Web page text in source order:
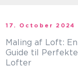
17. October 2024
Maling af Loft: En
Guide til Perfekte
Lofter